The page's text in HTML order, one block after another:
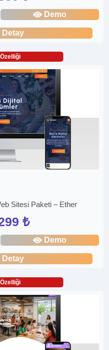
Demo
Detay
Sitesi Paketi – Ether
₺
Demo
Detay